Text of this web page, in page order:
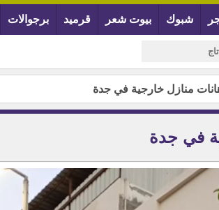
شبوك بيوت شعر قرميد برجوالات
منازل خارجية في جدة
في جدة